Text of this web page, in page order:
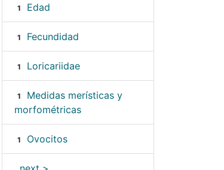
1 Edad
1 Fecundidad
1 Loricariidae
1
Medidas merísticas y
morfométricas
1 Ovocitos